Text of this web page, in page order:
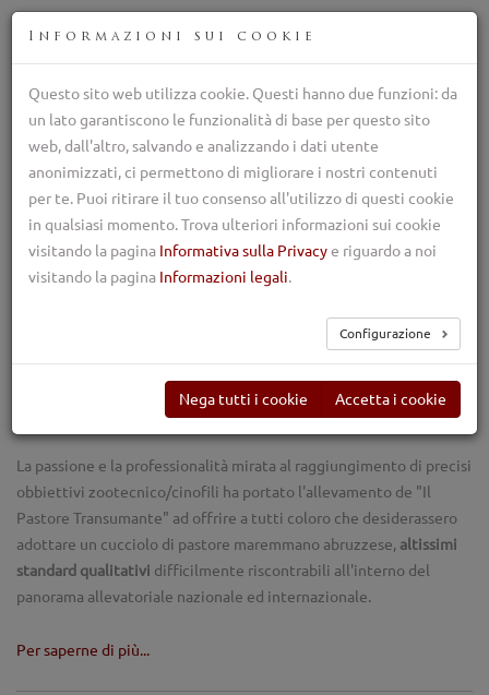
Allevamento professionale del Pastore Maremmano
+39 388 993 6241
ilpastoretransumante@gmail.com
Servizi
La miglior qualità
La passione e la professionalità mirata al raggiungimento di precisi
obbiettivi zootecnico/cinofili ha portato l'allevamento de "Il
Pastore Transumante" ad offrire a tutti coloro che desiderassero
adottare un cucciolo di pastore maremmano abruzzese, altissimi
standard qualitativi difficilmente riscontrabili all'interno del
panorama allevatoriale nazionale ed internazionale.
Per saperne di più...
Informazioni sui cookie
Questo sito web utilizza cookie. Questi hanno due funzioni: da
un lato garantiscono le funzionalità di base per questo sito
web, dall'altro, salvando e analizzando i dati utente
anonimizzati, ci permettono di migliorare i nostri contenuti
per te. Puoi ritirare il tuo consenso all'utilizzo di questi cookie
in qualsiasi momento. Trova ulteriori informazioni sui cookie
visitando la pagina Informativa sulla Privacye riguardo a noi
visitando la pagina Informazioni legali.
Configurazione
Nega tutti i cookie Accetta i cookie